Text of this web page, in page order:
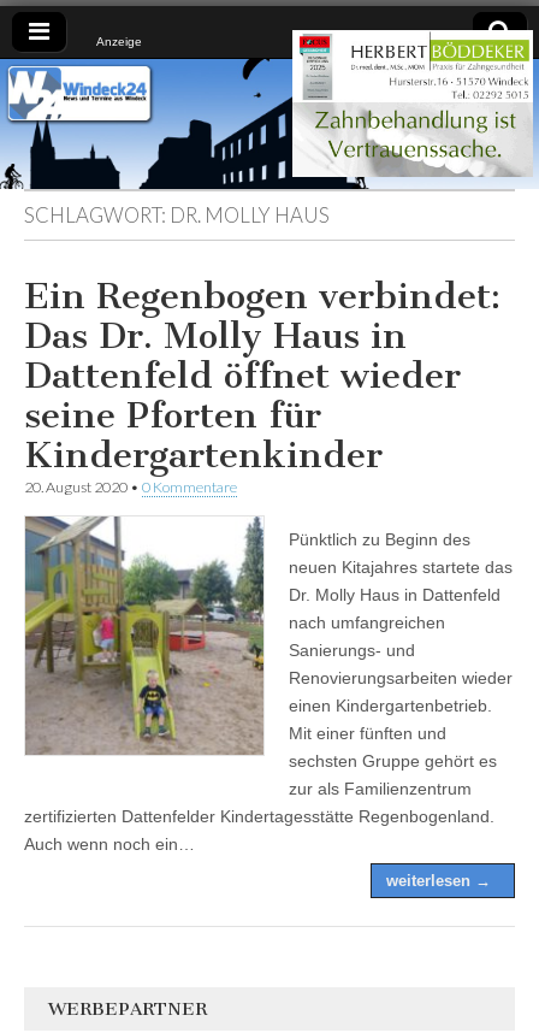
Anzeige
Windeck24
Nachrichten
aus dem
Ländchen
für das
Ländchen
SCHLAGWORT: DR. MOLLY HAUS
Ein Regenbogen verbindet:
Das Dr. Molly Haus in
Dattenfeld öffnet wieder
seine Pforten für
Kindergartenkinder
20. August 2020 • 0 Kommentare
Pünktlich zu Beginn des
neuen Kitajahres startete das
Dr. Molly Haus in Dattenfeld
nach umfangreichen
Sanierungs- und
Renovierungsarbeiten wieder
einen Kindergartenbetrieb.
Mit einer fünften und
sechsten Gruppe gehört es
zur als Familienzentrum
zertifizierten Dattenfelder Kindertagesstätte Regenbogenland.
Auch wenn noch ein…
weiterlesen →
WERBEPARTNER